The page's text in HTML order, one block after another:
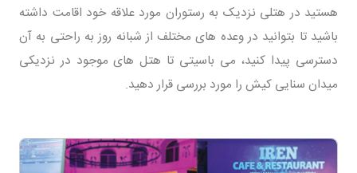
هستید در هتلی نزدیک به رستوران مورد علاقه خود اقامت داشته
باشید تا بتوانید در وعده های مختلف از شبانه روز به راحتی به آن
دسترسی پیدا کنید، می باسیتی تا هتل های موجود در نزدیکی
میدان سنایی کیش را مورد بررسی قرار دهید.